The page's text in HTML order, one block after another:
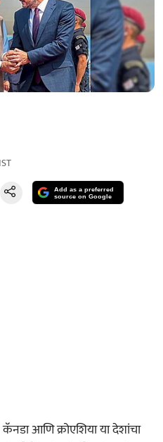
IST
Add as a preferred
source on Google
कॅनडा आणि क्रोएशिया या देशांचा